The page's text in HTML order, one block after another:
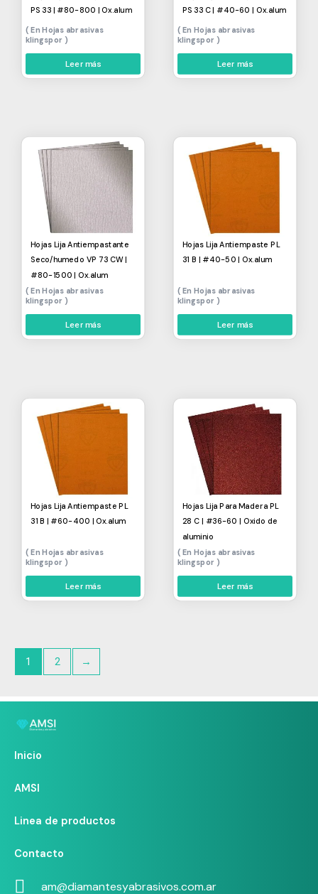
PS 33 | #80-800 | Ox.alum
Hojas abrasivas
klingspor
Leer más
PS 33 C | #40-60 | Ox.alum
Hojas abrasivas
klingspor
Leer más
Hojas Lija Antiempastante
Seco/humedo VP 73 CW |
#80-1500 | Ox.alum
Hojas abrasivas
klingspor
Leer más
Hojas Lija Antiempaste PL
31 B | #40-50 | Ox.alum
Hojas abrasivas
klingspor
Leer más
Hojas Lija Antiempaste PL
31 B | #60-400 | Ox.alum
Hojas abrasivas
klingspor
Leer más
Hojas Lija Para Madera PL
28 C | #36-60 | Oxido de
aluminio
Hojas abrasivas
klingspor
Leer más
1 2 →
Inicio
AMSI
Linea de productos
Contacto
am@diamantesyabrasivos.com.ar